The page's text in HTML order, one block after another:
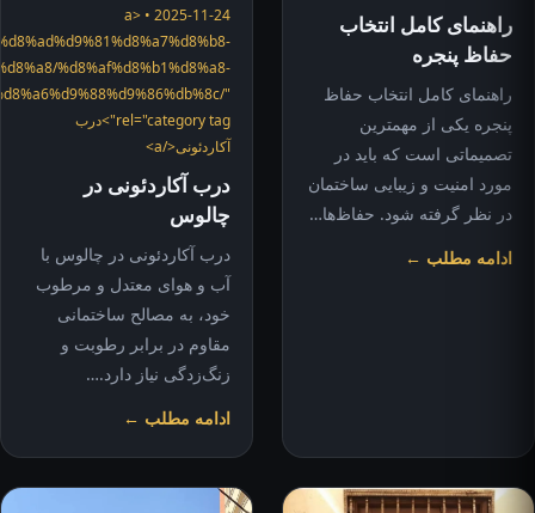
راهنمای کامل انتخاب
حفاظ پنجره
راهنمای کامل انتخاب حفاظ
پنجره یکی از مهمترین
تصمیماتی است که باید در
مورد امنیت و زیبایی ساختمان
در نظر گرفته شود. حفاظ‌ها…
ادامه مطلب ←
2025-11-24 • <a
%d8%af%d8%b1%d8%a8-
"
rel="category tag">درب
آکاردئونی</a>
درب آکاردئونی در
چالوس
درب آکاردئونی در چالوس با
آب و هوای معتدل و مرطوب
خود، به مصالح ساختمانی
مقاوم در برابر رطوبت و
زنگ‌زدگی نیاز دارد.…
ادامه مطلب ←